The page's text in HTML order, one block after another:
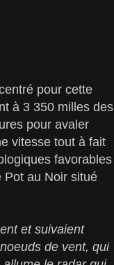
pour cette
à 3 350 milles des
pour avaler
vitesse tout à fait
favorables
Pot au Noir situé
et suivaient
de vent, qui